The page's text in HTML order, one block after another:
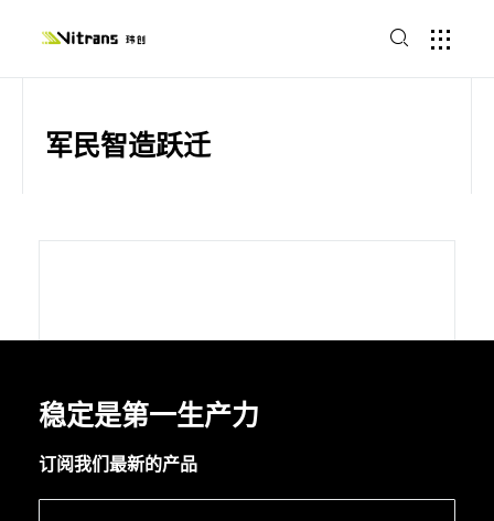
军民智造跃迁
稳定是第一生产力
订阅我们最新的产品